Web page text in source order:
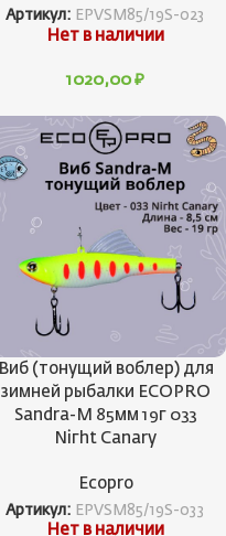
Артикул: EPVSM85/19S-023
Нет в наличии
1020,00 ₽
Виб (тонущий воблер) для
зимней рыбалки ECOPRO
Sandra-M 85мм 19г 033
Niгht Canary
Ecopro
Артикул: EPVSM85/19S-033
Нет в наличии